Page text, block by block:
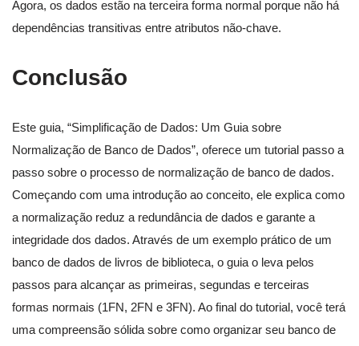
Agora, os dados estão na terceira forma normal porque não há
dependências transitivas entre atributos não-chave.
Conclusão
Este guia, “Simplificação de Dados: Um Guia sobre
Normalização de Banco de Dados”, oferece um tutorial passo a
passo sobre o processo de normalização de banco de dados.
Começando com uma introdução ao conceito, ele explica como
a normalização reduz a redundância de dados e garante a
integridade dos dados. Através de um exemplo prático de um
banco de dados de livros de biblioteca, o guia o leva pelos
passos para alcançar as primeiras, segundas e terceiras
formas normais (1FN, 2FN e 3FN). Ao final do tutorial, você terá
uma compreensão sólida sobre como organizar seu banco de